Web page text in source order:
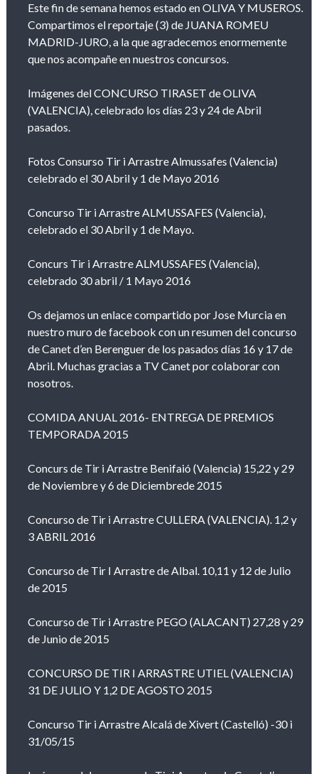
Este fin de semana hemos estado en OLIVA Y MUSEROS.
Compartimos el reportaje (3) de JUANA ROMEU
MADRID-JURO, a la que agradecemos enormemente
que nos acompañe en nuestros concursos.
Imágenes del CONCURSO TIRASET de OLIVA
(VALENCIA), celebrado los días 23 y 24 de Abril
pasados.
Fotos Consurso Tir i Arrastre Almussafes (Valencia)
celebrado el 30 Abril y 1 de Mayo 2016
Concurso Tir i Arrastre ALMUSSAFES (Valencia),
celebrado el 30 Abril y 1 de Mayo.
Concurs Tir i Arrastre ALMUSSAFES (Valencia),
celebrado 30 abril / 1 Mayo 2016
Os dejamos un enlace compartido por Jose Murcia en
nuestro muro de facebook con un resumen del concurso
de Canet d’en Berenguer de los pasados días 16 y 17 de
Abril. Muchas gracias a TV Canet por colaborar con
nosotros.
COMIDA ANUAL 2016- ENTREGA DE PREMIOS
TEMPORADA 2015
Concurs de Tir i Arrastre Benifaió (Valencia) 15,22 y 29
de Noviembre y 6 de Diciembrede 2015
Concurso de Tir i Arrastre CULLERA (VALENCIA). 1,2 y
3 ABRIL 2016
Concurso de Tir I Arrastre de Albal. 10,11 y 12 de Julio
de 2015
Concurso de Tir i Arrastre PEGO (ALACANT) 27,28 y 29
de Junio de 2015
CONCURSO DE TIR I ARRASTRE UTIEL (VALENCIA)
31 DE JULIO Y 1,2 DE AGOSTO 2015
Concurso Tir i Arrastre Alcalá de Xivert (Castelló) -30 i
31/05/15